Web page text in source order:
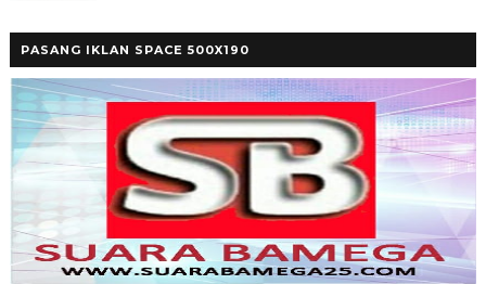
PASANG IKLAN SPACE 500X190